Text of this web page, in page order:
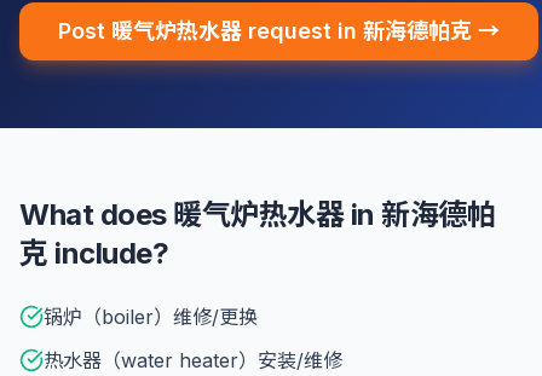
Post 暖气炉热水器 request in 新海德帕克 →
What does 暖气炉热水器 in 新海德帕
克 include?
锅炉（boiler）维修/更换
热水器（water heater）安装/维修